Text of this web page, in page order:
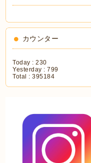
カウンター
Today :230
Yesterday :799
Total :395184